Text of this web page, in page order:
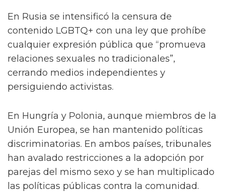
En Rusia se intensificó la censura de
contenido LGBTQ+ con una ley que prohíbe
cualquier expresión pública que “promueva
relaciones sexuales no tradicionales”,
cerrando medios independientes y
persiguiendo activistas.
En Hungría y Polonia, aunque miembros de la
Unión Europea, se han mantenido políticas
discriminatorias. En ambos países, tribunales
han avalado restricciones a la adopción por
parejas del mismo sexo y se han multiplicado
las políticas públicas contra la comunidad.